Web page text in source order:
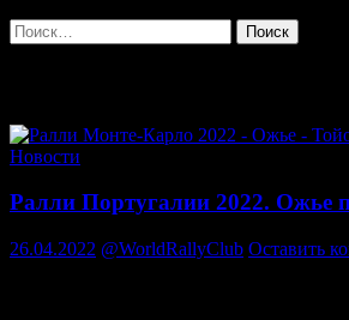
Найти:
Новости
Ралли Португалии 2022. Ожье
26.04.2022 @WorldRallyClub Оставить